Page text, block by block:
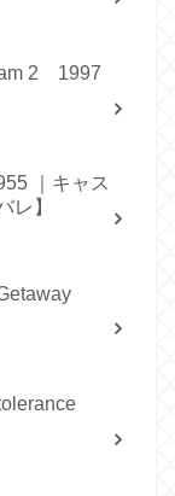
2 1997
｜キャス
レ】